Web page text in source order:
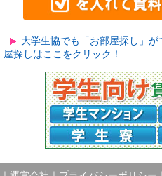
大学生協でも「お部屋探し」
屋探しはここをクリック！